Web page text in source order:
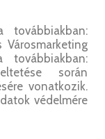
továbbiakban:
továbbiakban:
során
vonatkozik.
védelmére